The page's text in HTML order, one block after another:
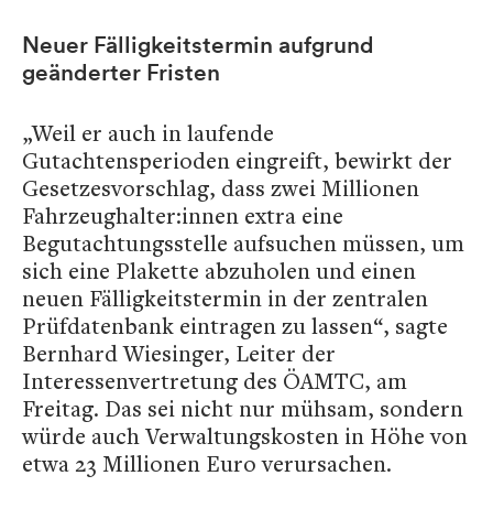
Neuer Fälligkeitstermin aufgrund
geänderter Fristen
„Weil er auch in laufende
Gutachtensperioden eingreift, bewirkt der
Gesetzesvorschlag, dass zwei Millionen
Fahrzeughalter:innen extra eine
Begutachtungsstelle aufsuchen müssen, um
sich eine Plakette abzuholen und einen
neuen Fälligkeitstermin in der zentralen
Prüfdatenbank eintragen zu lassen“, sagte
Bernhard Wiesinger, Leiter der
Interessenvertretung des ÖAMTC, am
Freitag. Das sei nicht nur mühsam, sondern
würde auch Verwaltungskosten in Höhe von
etwa 23 Millionen Euro verursachen.